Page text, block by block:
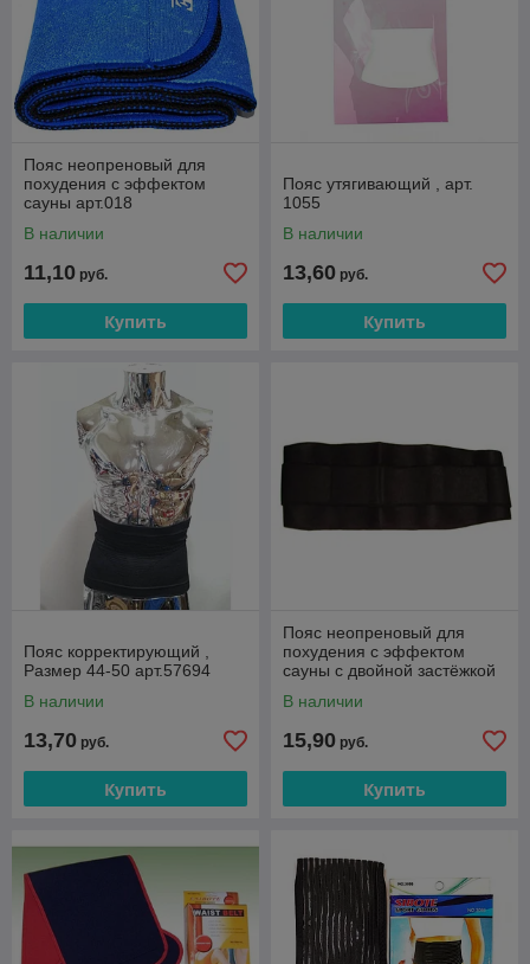
Пояс неопреновый для
похудения с эффектом
сауны арт.018
В наличии
11,10 руб.
Купить
Пояс утягивающий , арт.
1055
В наличии
13,60 руб.
Купить
Пояс корректирующий ,
Размер 44-50 арт.57694
В наличии
13,70 руб.
Купить
Пояс неопреновый для
похудения с эффектом
сауны с двойной застёжкой
В наличии
15,90 руб.
Купить